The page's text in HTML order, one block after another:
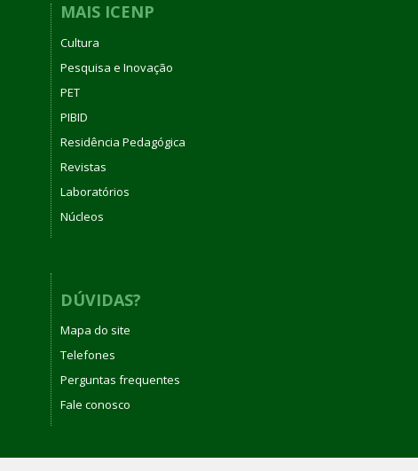
MAIS ICENP
Cultura
Pesquisa e Inovação
PET
PIBID
Residência Pedagógica
Revistas
Laboratórios
Núcleos
DÚVIDAS?
Mapa do site
Telefones
Perguntas frequentes
Fale conosco